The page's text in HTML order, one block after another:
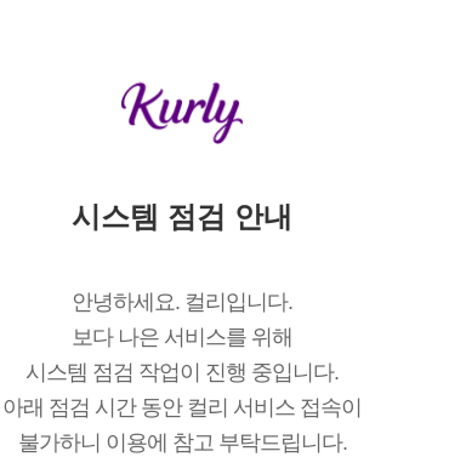
시스템 점검 안내
안녕하세요. 컬리입니다.
보다 나은 서비스를 위해
시스템 점검 작업이 진행 중입니다.
아래 점검 시간 동안 컬리 서비스 접속이
불가하니 이용에 참고 부탁드립니다.